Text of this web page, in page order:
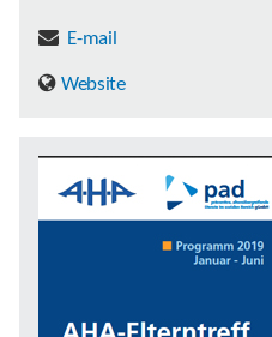
E-mail
Website